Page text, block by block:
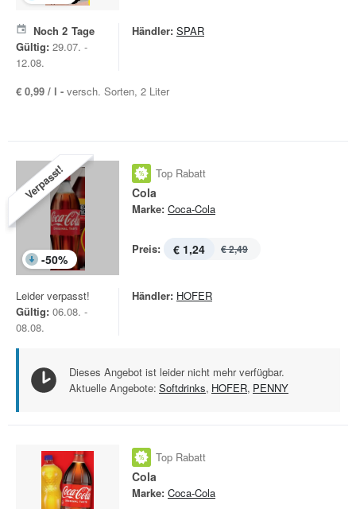
Noch 2 Tage
Gültig: 29.07. -
12.08.
Händler: SPAR
€ 0,99 / l - versch. Sorten, 2 Liter
Verpasst!
-50%
Top Rabatt
Cola
Marke: Coca-Cola
Preis: € 1,24 € 2,49
Leider verpasst!
Gültig: 06.08. -
08.08.
Händler: HOFER
Dieses Angebot ist leider nicht mehr verfügbar.
Aktuelle Angebote: Softdrinks, HOFER, PENNY
Top Rabatt
Cola
Marke: Coca-Cola